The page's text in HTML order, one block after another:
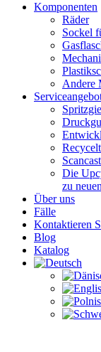
Komponenten
Räder
Sockel
Andere
Die
zu
Über uns
Fälle
Kontaktieren
Blog
Katalog